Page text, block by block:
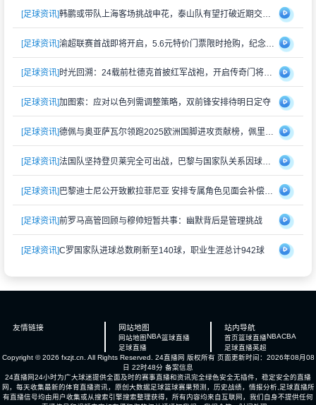
[足球资讯]
[足球资讯] 渝超联赛首战即将开启，5.6元特价门票限时抢购，纪念礼品同步赠送
[足球资讯] 时光回溯：24载前杜德克首披红军战袍，开启传奇门将生涯
[足球资讯]加图索：应对以色列需调整策略，双前锋安排待明日定夺
[足球资讯] 德佩与奥亚萨瓦尔领跑2025欧洲国脚进攻贡献榜，佩里西奇紧随其后
[足球资讯] 法国队坚持登贝莱完全可出战，巴黎与国家队关系因球员伤情再度紧张
[足球资讯] 巴黎迪士尼公开致歉拉菲尼亚 安排专属角色见面会补偿受冷落经历
[足球资讯]前罗马高管回顾与穆帅短暂共事：幽默背后是管理挑战
[足球资讯]C罗国家队进球总数刷新至140球，职业生涯总计942球
友情链接 网站地图
网站地图 NBA篮球直播
足球直播
站内导航
首页篮球直播NBACBA
足球直播英超
Copyright © 2026 fxzjt.cn. All Rights Reserved. 24直播网 版权所有 页面更新时间：2026年08月08
日 22时48分 备案信息
24直播网24小时为广大球迷提供全面及时的赛事直播和资讯完全绿色安全无插件，稳定安全的直播
网，每天收集最新的体育直播资讯，原创大数据足球篮球赛果预测，历史战绩，情报分析,足球直播所
有直播信号均由用户收集或从搜索引擎搜索整理获得，所有内容均来自互联网，我们自身不提供任何